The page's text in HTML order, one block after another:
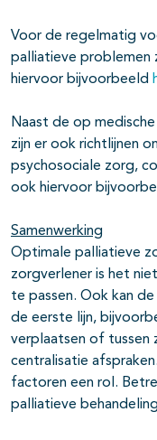
Voor de regelmatig
palliatieve problemen
hiervoor bijvoorbeeld
Naast de op
zijn er ook richtlijnen
psychosociale zorg,
ook hiervoor
Samenwerking
Optimale palliatieve
zorgverlener is het
te passen. Ook kan
de eerste lijn,
verplaatsen of tussen
centralisatie
factoren een rol.
palliatieve